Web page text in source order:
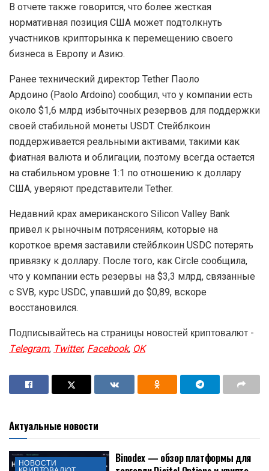
В отчете также говорится, что более жесткая
нормативная позиция США может подтолкнуть
участников крипторынка к перемещению своего
бизнеса в Европу и Азию.
Ранее технический директор Tether Паоло
Ардоино (Paolo Ardoino) сообщил, что у компании есть
около $1,6 млрд избыточных резервов для поддержки
своей стабильной монеты USDT. Стейблкоин
поддерживается реальными активами, такими как
фиатная валюта и облигации, поэтому всегда остается
на стабильном уровне 1:1 по отношению к доллару
США, уверяют представители Tether.
Недавний крах американского Silicon Valley Bank
привел к рыночным потрясениям, которые на
короткое время заставили стейблкоин USDC потерять
привязку к доллару. После того, как Circle сообщила,
что у компании есть резервы на $3,3 млрд, связанные
с SVB, курс USDC, упавший до $0,89, вскоре
восстановился.
Подписывайтесь на страницы новостей криптовалют -
Telegram,Twitter,Facebook,OK
Актуальные новости
НОВОСТИ
Binodex — обзор платформы для